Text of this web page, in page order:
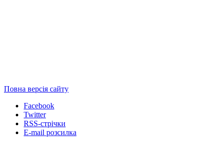
Повна версія сайту
Facebook
Twitter
RSS-стрічки
E-mail розсилка